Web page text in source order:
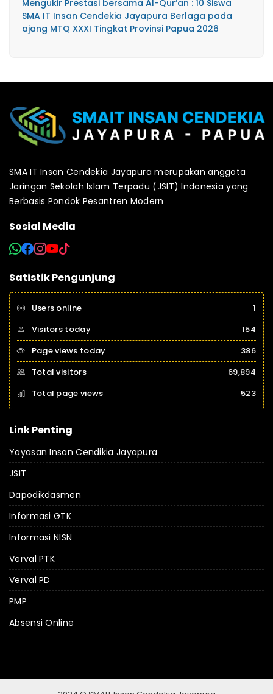
Mengukir Prestasi bersama Al-Qur’an : 10 Siswa
SMA IT Insan Cendekia Jayapura Berlaga pada
ajang MTQ XXXI Tingkat Provinsi Papua 2026
SMA IT Insan Cendekia Jayapura merupakan anggota
Jaringan Sekolah Islam Terpadu (JSIT) Indonesia yang
Berbasis Pondok Pesantren Modern
Sosial Media
Satistik Pengunjung
Users online
1
Visitors today
154
Page views today
386
Total visitors
69,894
Total page views
523
Link Penting
Yayasan Insan Cendikia Jayapura
JSIT
Dapodikdasmen
Informasi GTK
Informasi NISN
Verval PTK
Verval PD
PMP
Absensi Online